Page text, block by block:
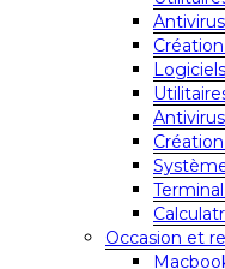
Occasion et